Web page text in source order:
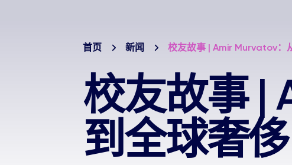
首页 新闻 校友故事 | Amir Murvatov：
校友故事 |
到全球奢